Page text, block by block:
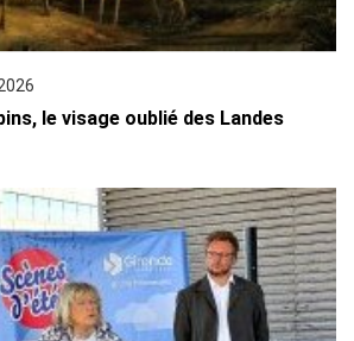
le visage oublié des Landes